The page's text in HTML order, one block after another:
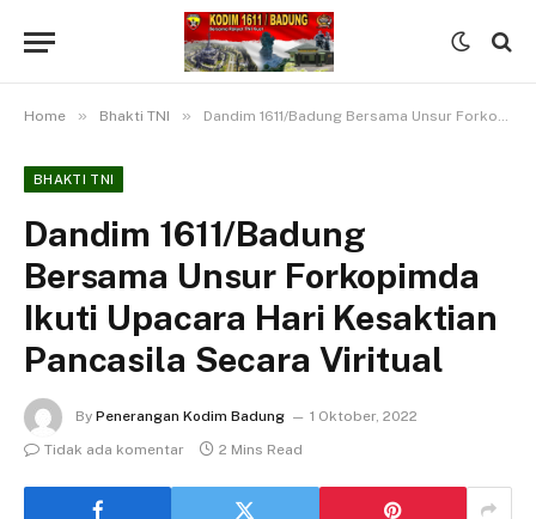
Home » Bhakti TNI » Dandim 1611/Badung Bersama Unsur Forkopimda Ikuti Upacara Hari Kesaktian Pancasila Secara Viritual
BHAKTI TNI
Dandim 1611/Badung
Bersama Unsur Forkopimda
Ikuti Upacara Hari Kesaktian
Pancasila Secara Viritual
By Penerangan Kodim Badung
1 Oktober, 2022
Tidak ada komentar
2 Mins Read